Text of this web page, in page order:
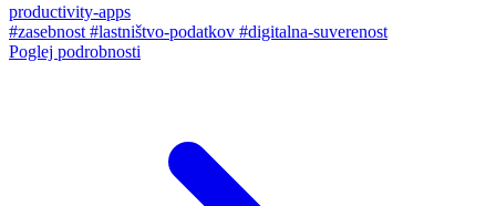
productivity-apps
#zasebnost #lastništvo-podatkov #digitalna-suverenost
Poglej podrobnosti